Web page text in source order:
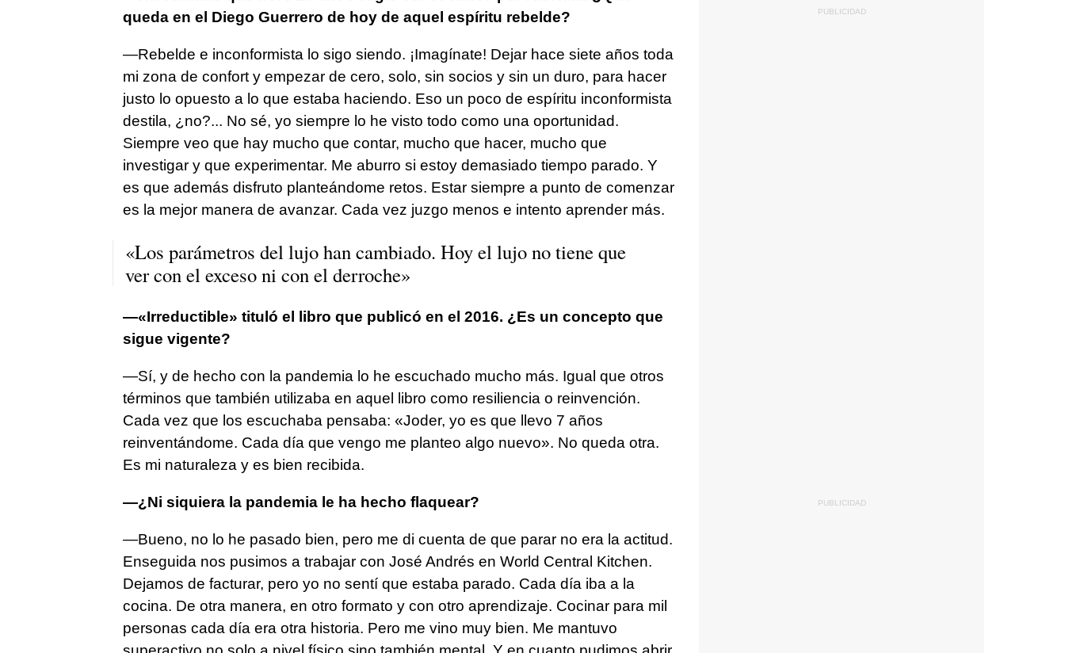
queda en el Diego Guerrero de hoy de aquel espíritu rebelde?
—Rebelde e inconformista lo sigo siendo. ¡Imagínate! Dejar hace siete años toda
mi zona de confort y empezar de cero, solo, sin socios y sin un duro, para hacer
justo lo opuesto a lo que estaba haciendo. Eso un poco de espíritu inconformista
destila, ¿no?... No sé, yo siempre lo he visto todo como una oportunidad.
Siempre veo que hay mucho que contar, mucho que hacer, mucho que
investigar y que experimentar. Me aburro si estoy demasiado tiempo parado. Y
es que además disfruto planteándome retos. Estar siempre a punto de comenzar
es la mejor manera de avanzar. Cada vez juzgo menos e intento aprender más.
«Los parámetros del lujo han cambiado. Hoy el lujo no tiene que
ver con el exceso ni con el derroche»
—«Irreductible» tituló el libro que publicó en el 2016. ¿Es un concepto que
sigue vigente?
—Sí, y de hecho con la pandemia lo he escuchado mucho más. Igual que otros
términos que también utilizaba en aquel libro como resiliencia o reinvención.
Cada vez que los escuchaba pensaba: «Joder, yo es que llevo 7 años
reinventándome. Cada día que vengo me planteo algo nuevo». No queda otra.
Es mi naturaleza y es bien recibida.
—¿Ni siquiera la pandemia le ha hecho flaquear?
—Bueno, no lo he pasado bien, pero me di cuenta de que parar no era la actitud.
Enseguida nos pusimos a trabajar con José Andrés en World Central Kitchen.
Dejamos de facturar, pero yo no sentí que estaba parado. Cada día iba a la
cocina. De otra manera, en otro formato y con otro aprendizaje. Cocinar para mil
personas cada día era otra historia. Pero me vino muy bien. Me mantuvo